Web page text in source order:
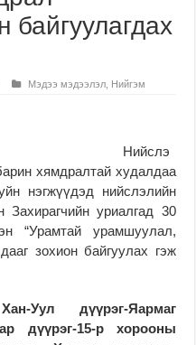
байгуулагдах
Мэдээ мэдээлэл Нийгэм
Нийслэ
хямдралтай худалдаа
нэгжүүдэд нийслэлийн
Захирагчийн уриалгад 30
“Урамтай урамшуулал,
зохион байгуулах гэж
Хан-Уул дүүрэг-Яармаг
дүүрэг-15-р хорооны